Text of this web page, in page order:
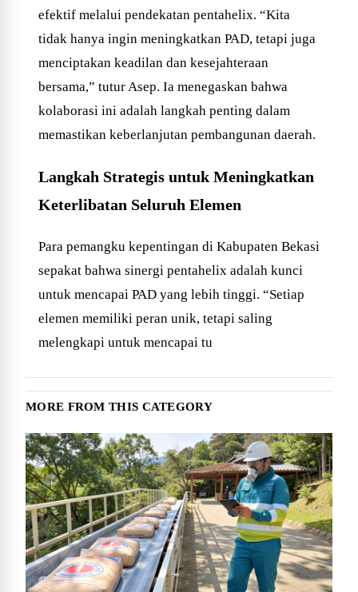
efektif melalui pendekatan pentahelix. “Kita
tidak hanya ingin meningkatkan PAD, tetapi juga
menciptakan keadilan dan kesejahteraan
bersama,” tutur Asep. Ia menegaskan bahwa
kolaborasi ini adalah langkah penting dalam
memastikan keberlanjutan pembangunan daerah.
Langkah Strategis untuk Meningkatkan
Keterlibatan Seluruh Elemen
Para pemangku kepentingan di Kabupaten Bekasi
sepakat bahwa sinergi pentahelix adalah kunci
untuk mencapai PAD yang lebih tinggi. “Setiap
elemen memiliki peran unik, tetapi saling
melengkapi untuk mencapai tu
MORE FROM THIS CATEGORY